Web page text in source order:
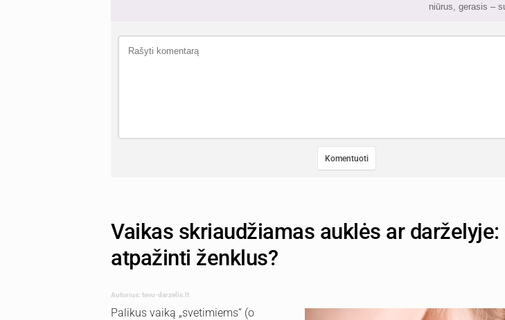
niūrus, gerasis –
Vaikas skriaudžiamas auklės ar darželyje:
atpažinti ženklus?
Autorius: tevu-darzelis.lt
Palikus vaiką „svetimiems“ (o